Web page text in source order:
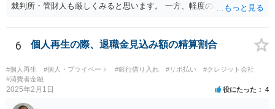
裁判所・管財人も厳しくみると思います。 一方、軽度の不注意による
財人に対して反省の姿勢を示せば、不許可という結果にはならないと
思われます。
6 個人再生の際、退職金見込み額の精算割合
#個人再生 #個人・プライベート #銀行借り入れ #リボ払い
#クレジット会社
#消費者金融
2025年2月1日 役にたった 4